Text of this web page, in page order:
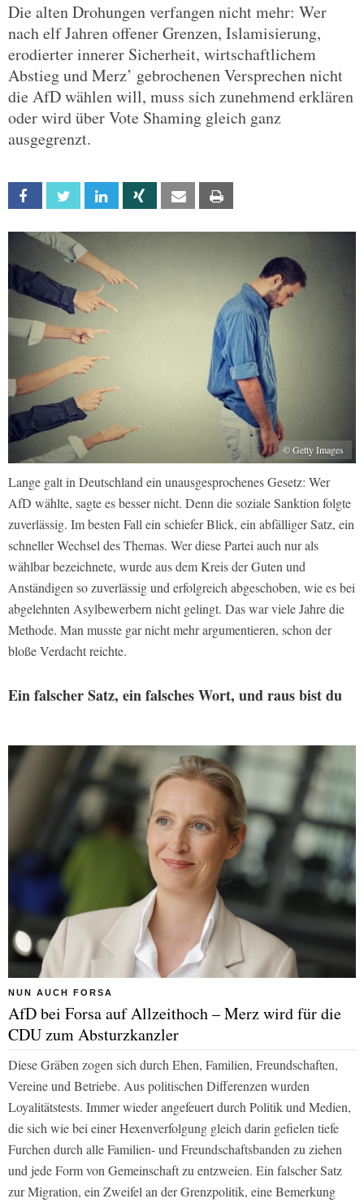
Die alten Drohungen verfangen nicht mehr: Wer
nach elf Jahren offener Grenzen, Islamisierung,
erodierter innerer Sicherheit, wirtschaftlichem
Abstieg und Merz’ gebrochenen Versprechen nicht
die AfD wählen will, muss sich zunehmend erklären
oder wird über Vote Shaming gleich ganz
ausgegrenzt.
Facebook Twitter Linkedin Xing Email
© Getty Images
Lange galt in Deutschland ein unausgesprochenes Gesetz: Wer
AfD wählte, sagte es besser nicht. Denn die soziale Sanktion folgte
zuverlässig. Im besten Fall ein schiefer Blick, ein abfälliger Satz, ein
schneller Wechsel des Themas. Wer diese Partei auch nur als
wählbar bezeichnete, wurde aus dem Kreis der Guten und
Anständigen so zuverlässig und erfolgreich abgeschoben, wie es bei
abgelehnten Asylbewerbern nicht gelingt. Das war viele Jahre die
Methode. Man musste gar nicht mehr argumentieren, schon der
bloße Verdacht reichte.
Ein falscher Satz, ein falsches Wort, und raus bist du
NUN AUCH FORSA
AfD bei Forsa auf Allzeithoch – Merz wird für die
CDU zum Absturzkanzler
Diese Gräben zogen sich durch Ehen, Familien, Freundschaften,
Vereine und Betriebe. Aus politischen Differenzen wurden
Loyalitätstests. Immer wieder angefeuert durch Politik und Medien,
die sich wie bei einer Hexenverfolgung gleich darin gefielen tiefe
Furchen durch alle Familien- und Freundschaftsbanden zu ziehen
und jede Form von Gemeinschaft zu entzweien. Ein falscher Satz
zur Migration, ein Zweifel an der Grenzpolitik, eine Bemerkung